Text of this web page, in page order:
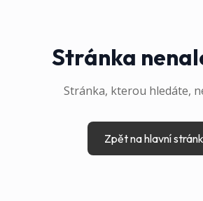
Stránka
Stránka, kterou hledáte,
Zpět na hlavní